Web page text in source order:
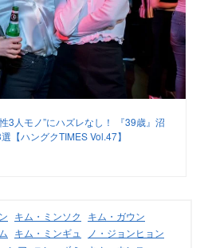
3人モノ”にハズレなし！ 『39歳』沼
【ハングクTIMES Vol.47】
キム・ミンソク
キム・ガウン
キム・ミンギュ
ノ・ジョンヒョン